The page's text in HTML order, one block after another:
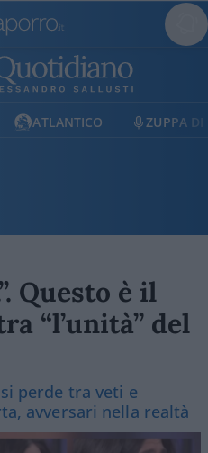
ZUPPA DI PORRO
Questo è il
“l’unità” del
perde tra veti e
avversari nella realtà